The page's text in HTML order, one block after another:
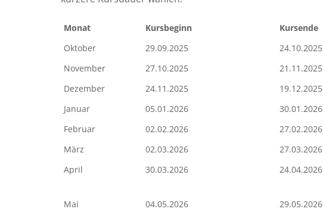
Monat Kursbeginn Kursende
Oktober
29.09.2025 24.10.2025
November
27.10.2025 21.11.2025
Dezember
24.11.2025 19.12.2025
Januar
05.01.2026 30.01.2026
Februar
02.02.2026 27.02.2026
März
02.03.2026 27.03.2026
April
30.03.2026 24.04.2026
Mai 04.05.2026 29.05.2026